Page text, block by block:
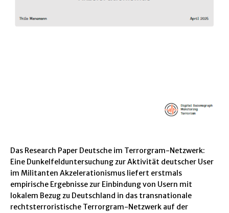
Das Research Paper Deutsche im Terrorgram-Netzwerk:
Eine Dunkelfelduntersuchung zur Aktivität deutscher User
im Militanten Akzelerationismus liefert erstmals
empirische Ergebnisse zur Einbindung von Usern mit
lokalem Bezug zu Deutschland in das transnationale
rechtsterroristische Terrorgram-Netzwerk auf der